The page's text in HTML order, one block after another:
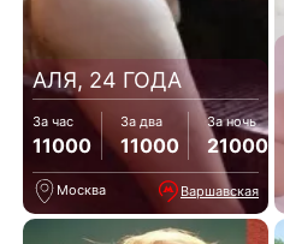
АЛЯ, 24 ГОДА
За час
11000
За два
11000
За ночь
21000
Москва Варшавская